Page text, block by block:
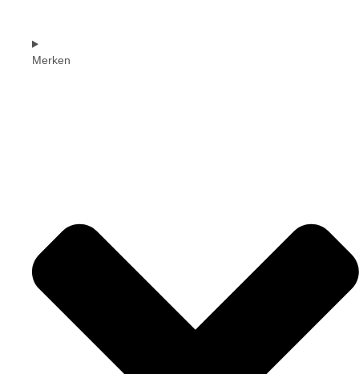
Merken